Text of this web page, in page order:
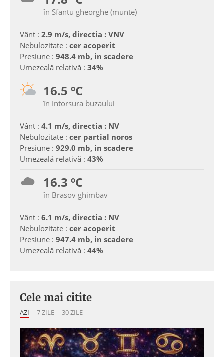
în Sfantu gheorghe (munte)
Vânt : 2.9 m/s, directia : VNV
Nebulozitate : cer acoperit
Presiune : 948.4 mb, in scadere
Umezeală relativă : 34%
16.5 ºC
în Intorsura buzaului
Vânt : 4.1 m/s, directia : NV
Nebulozitate : cer partial noros
Presiune : 929.0 mb, in scadere
Umezeală relativă : 43%
16.3 ºC
în Brasov ghimbav
Vânt : 6.1 m/s, directia : NV
Nebulozitate : cer acoperit
Presiune : 947.4 mb, in scadere
Umezeală relativă : 44%
Cele mai citite
AZI 7 ZILE 30 ZILE